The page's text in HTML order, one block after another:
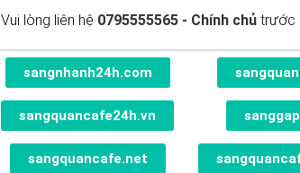
Vui lòng liên hệ 0795555565 - Chính chủtrước
sangnhanh24h.com
sangquancafe24h.vn
sangquancafe.net